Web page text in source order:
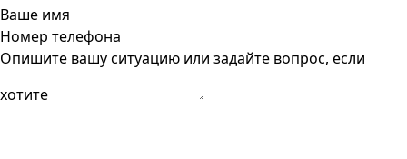
Ваше имя
Номер телефона
Опишите вашу ситуацию или задайте вопрос, если
хотите